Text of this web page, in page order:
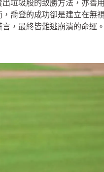
垃圾股的致勝方法，亦善用
喬登的成功卻是建立在無視
，最終皆難逃崩潰的命運。